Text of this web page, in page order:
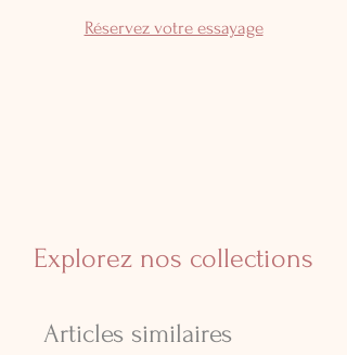
Réservez votre essayage
Explorez nos collections
Articles similaires